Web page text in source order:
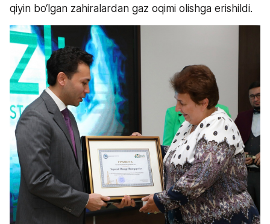
qiyin bo‘lgan zahiralardan gaz oqimi olishga erishildi.